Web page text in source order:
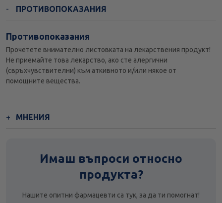
ПРОТИВОПОКАЗАНИЯ
Противопоказания
Прочетете внимателно листовката на лекарствения продукт!
Не приемайте това лекарство, ако сте алергични
(свръхчувствителни) към аткивното и/или някое от
помощните вещества.
МНЕНИЯ
Имаш въпроси относно
продукта?
Нашите опитни фармацевти са тук, за да ти помогнат!